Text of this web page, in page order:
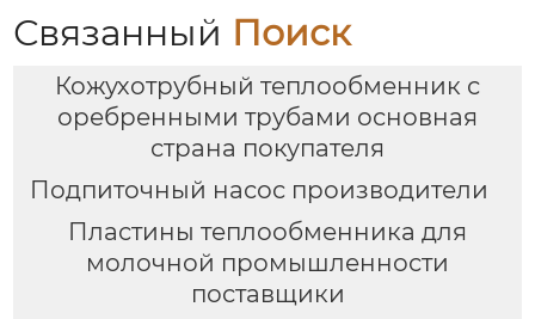
Связанный Поиск
Кожухотрубный теплообменник с
оребренными трубами основная
страна покупателя
Подпиточный насос производители
Пластины теплообменника для
молочной промышленности
поставщики